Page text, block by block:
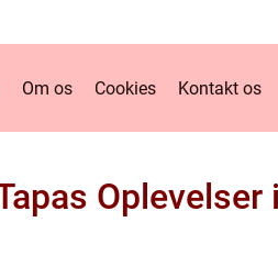
Om os Cookies Kontakt os
Oplevelser